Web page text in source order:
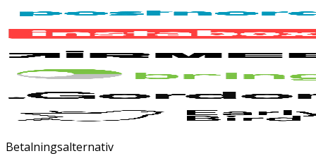
Betalningsalternativ